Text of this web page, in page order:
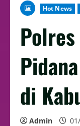
Hot News
di
Admin